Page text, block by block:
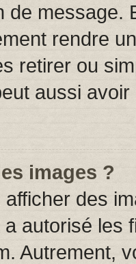
de message.
rendre
retirer ou
aussi
images ?
des
a autorisé
Autrement,